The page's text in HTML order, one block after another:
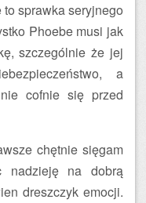
sprawka seryjnego
Phoebe musi jak
szczególnie że jej
a
cofnie się przed
chętnie sięgam
nadzieję na dobrą
dreszczyk emocji.